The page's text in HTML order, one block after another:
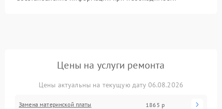
Цены на услуги ремонта
Цены актуальны на текущую дату 06.08.2026
Замена материнской платы 1865 р